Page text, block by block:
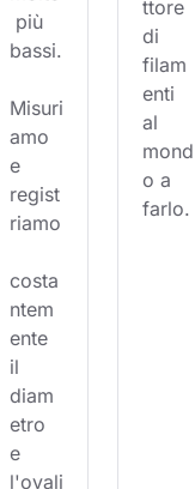
più
bassi.
Misuri
amo
e
regist
riamo
costa
ntem
ente
il
diam
etro
e
l'ovali
ttore
di
filam
enti
al
mond
o a
farlo.